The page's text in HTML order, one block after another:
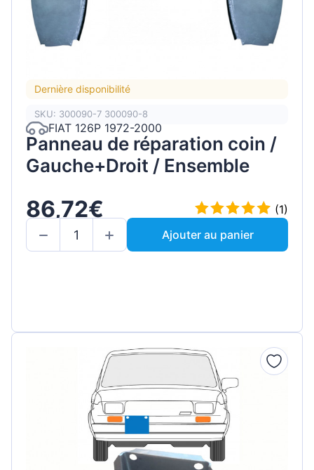
Dernière disponibilité
SKU: 300090-7 300090-8
FIAT 126P 1972-2000
Panneau de réparation coin /
Gauche+Droit / Ensemble
86,72€
(1)
Ajouter au panier